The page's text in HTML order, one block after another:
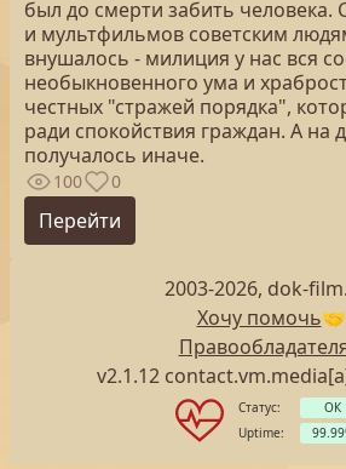
был до смерти забить
и мультфильмов советским
внушалось - милиция у нас вся
необыкновенного ума и
честных "стражей порядка",
ради спокойствия граждан. А на
получалось иначе.
100 0
Перейти
2003-2026, dok-
Хочу помочь🤝
v2.1.12